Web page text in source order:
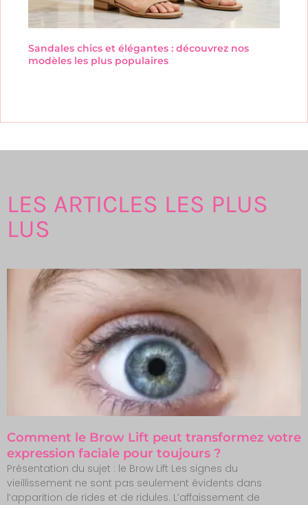
Sandales chics et élégantes : découvrez nos
modèles les plus populaires
LES ARTICLES LES PLUS
LUS
Comment le Brow Lift peut transformez votre
expression faciale pour toujours ?
Présentation du sujet : le Brow Lift Les signes du
vieillissement ne sont pas seulement évidents dans
l’apparition de rides et de ridules. L’affaissement de